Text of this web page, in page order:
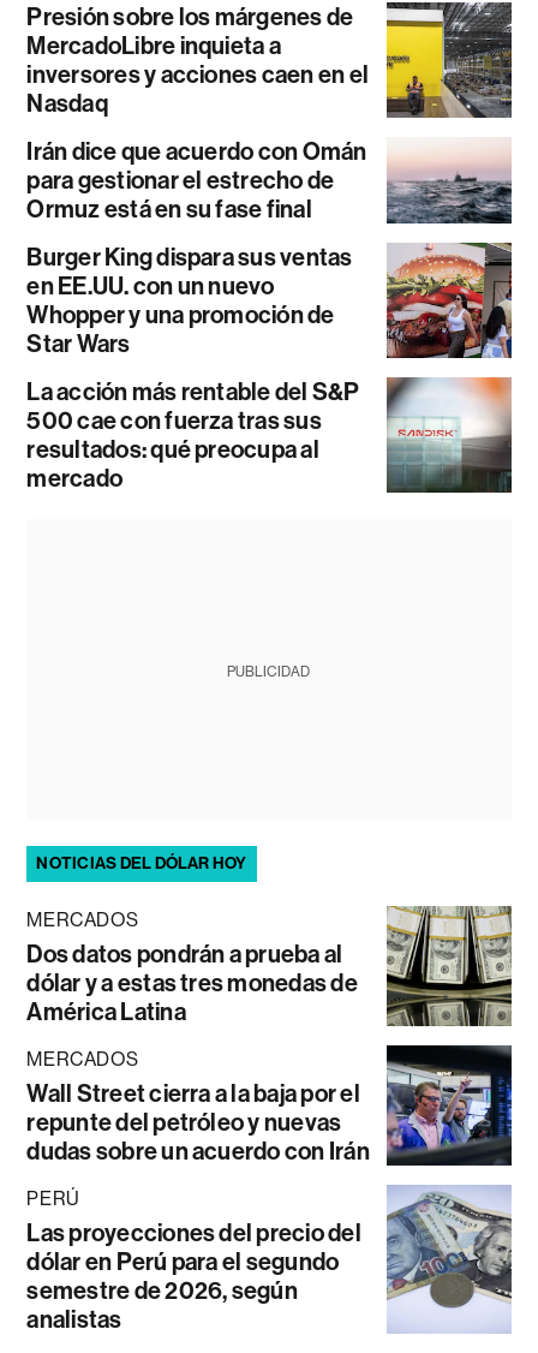
Presión sobre los márgenes de
MercadoLibre inquieta a
inversores y acciones caen en el
Nasdaq
Irán dice que acuerdo con Omán
para gestionar el estrecho de
Ormuz está en su fase final
Burger King dispara sus ventas
en EE.UU. con un nuevo
Whopper y una promoción de
Star Wars
La acción más rentable del S&P
500 cae con fuerza tras sus
resultados: qué preocupa al
mercado
PUBLICIDAD
NOTICIAS DEL DÓLAR HOY
MERCADOS
Dos datos pondrán a prueba al
dólar y a estas tres monedas de
América Latina
MERCADOS
Wall Street cierra a la baja por el
repunte del petróleo y nuevas
dudas sobre un acuerdo con Irán
PERÚ
Las proyecciones del precio del
dólar en Perú para el segundo
semestre de 2026, según
analistas